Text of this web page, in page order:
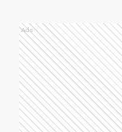
Ads